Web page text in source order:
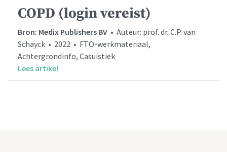
COPD (login vereist)
Bron: Medix Publishers BV • Auteur: prof. dr. C.P. van
Schayck • 2022 • FTO-werkmateriaal,
Achtergrondinfo, Casuïstiek
Lees artikel